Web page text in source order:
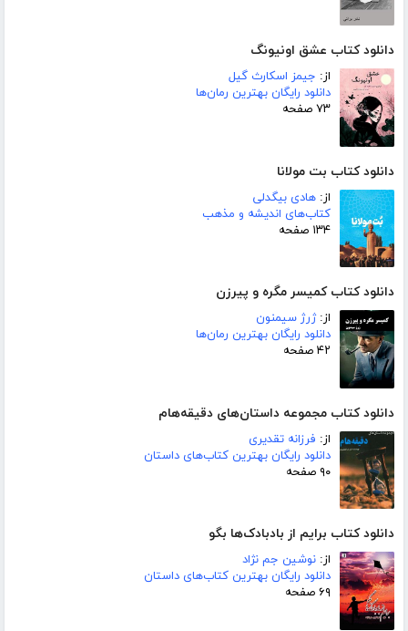
دانلود کتاب عشق اونیونگ
از: جیمز اسکارث گیل
دانلود رایگان بهترین رمان‌ها
۷۳ صفحه
دانلود کتاب بت مولانا
از: هادی بیگدلی
کتاب‌های اندیشه و مذهب
۱۳۴ صفحه
دانلود کتاب کمیسر مگره و پیرزن
از:ژرژ سیمنون
دانلود رایگان بهترین رمان‌ها
۴۲ صفحه
دانلود کتاب مجموعه داستان‌های دقیقه‌هام
از: فرزانه تقدیری
دانلود رایگان بهترین کتاب‌های داستان
۹۰ صفحه
دانلود کتاب برایم از بادبادک‌ها بگو
از: نوشین جم نژاد
دانلود رایگان بهترین کتاب‌های داستان
۶۹ صفحه